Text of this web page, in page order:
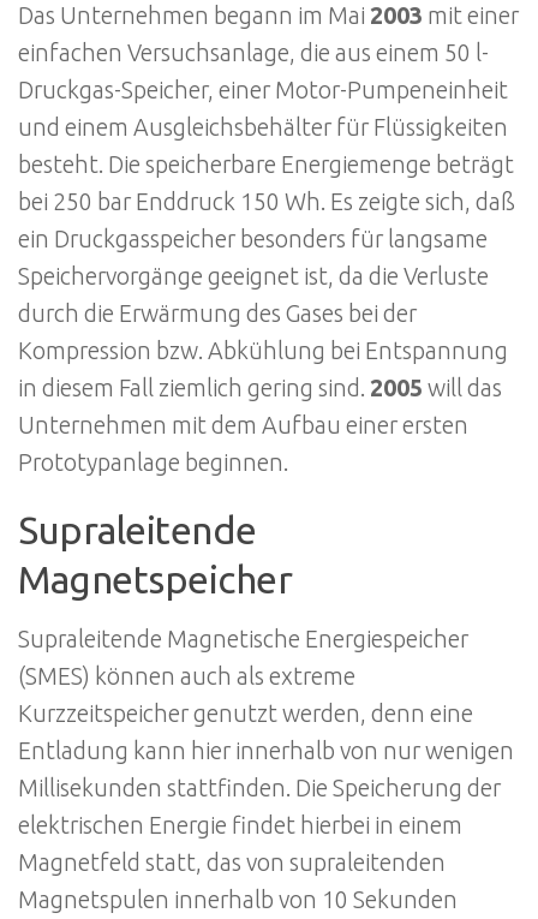
Das Unternehmen begann im Mai 2003 mit einer
einfachen Versuchsanlage, die aus einem 50 l-
Druckgas-Speicher, einer Motor-Pumpeneinheit
und einem Ausgleichsbehälter für Flüssigkeiten
besteht. Die speicherbare Energiemenge beträgt
bei 250 bar Enddruck 150 Wh. Es zeigte sich, daß
ein Druckgasspeicher besonders für langsame
Speichervorgänge geeignet ist, da die Verluste
durch die Erwärmung des Gases bei der
Kompression bzw. Abkühlung bei Entspannung
in diesem Fall ziemlich gering sind. 2005 will das
Unternehmen mit dem Aufbau einer ersten
Prototypanlage beginnen.
Supraleitende
Magnetspeicher
Supraleitende Magnetische Energiespeicher
(SMES) können auch als extreme
Kurzzeitspeicher genutzt werden, denn eine
Entladung kann hier innerhalb von nur wenigen
Millisekunden stattfinden. Die Speicherung der
elektrischen Energie findet hierbei in einem
Magnetfeld statt, das von supraleitenden
Magnetspulen innerhalb von 10 Sekunden